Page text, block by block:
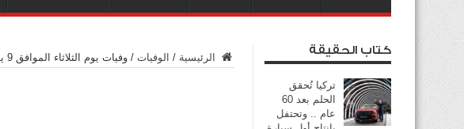
الرئيسية / الوفيات / وفيات يوم الثلاثاء الموافق 9 يونيو 2026
كتاب الحقيقة
تركيا تُحقق
الحلم بعد 60
عام .. وتحتفل